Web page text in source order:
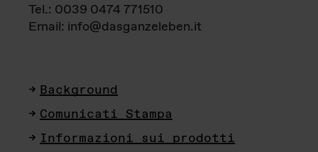
Tel.: 0039 0474 771510
Email: info@dasganzeleben.it
Background
Comunicati Stampa
Informazioni sui prodotti